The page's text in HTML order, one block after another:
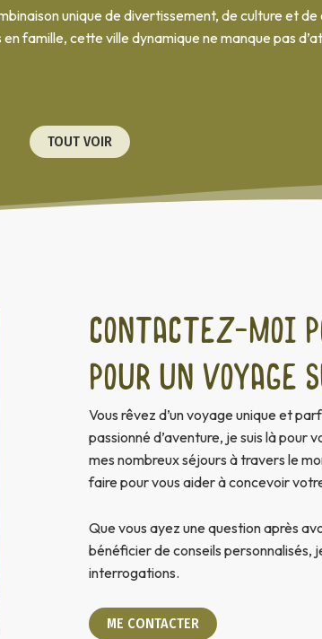
unique de divertissement, de culture et
famille, cette ville dynamique ne manque pas
TOUT VOIR
Contactez-moi
pour un voyage
Vous rêvez d’un voyage unique et
passionné d’aventure, je suis là
mes nombreux séjours à travers le
faire pour vous aider à concevoir
Que vous ayez une question après
bénéficier de conseils personnalisés,
interrogations.
ME CONTACTER